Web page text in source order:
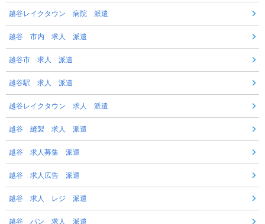
越谷レイクタウン 病院 派遣
越谷 市内 求人 派遣
越谷市 求人 派遣
越谷駅 求人 派遣
越谷レイクタウン 求人 派遣
越谷 縫製 求人 派遣
越谷 求人募集 派遣
越谷 求人広告 派遣
越谷 求人 レジ 派遣
越谷 パン 求人 派遣